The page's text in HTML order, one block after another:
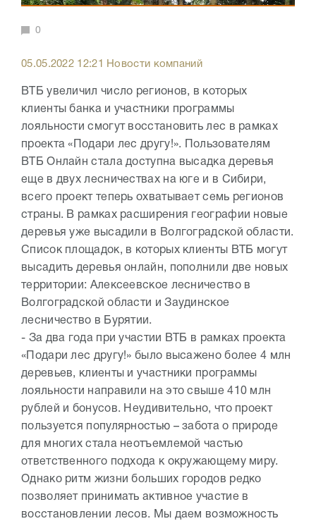
0
05.05.2022 12:21 Новости компаний
ВТБ увеличил число регионов, в которых
клиенты банка и участники программы
лояльности смогут восстановить лес в рамках
проекта «Подари лес другу!». Пользователям
ВТБ Онлайн стала доступна высадка деревья
еще в двух лесничествах на юге и в Сибири,
всего проект теперь охватывает семь регионов
страны. В рамках расширения географии новые
деревья уже высадили в Волгоградской области.
Список площадок, в которых клиенты ВТБ могут
высадить деревья онлайн, пополнили две новых
территории: Алексеевское лесничество в
Волгоградской области и Заудинское
лесничество в Бурятии.
- За два года при участии ВТБ в рамках проекта
«Подари лес другу!» было высажено более 4 млн
деревьев, клиенты и участники программы
лояльности направили на это свыше 410 млн
рублей и бонусов. Неудивительно, что проект
пользуется популярностью – забота о природе
для многих стала неотъемлемой частью
ответственного подхода к окружающему миру.
Однако ритм жизни больших городов редко
позволяет принимать активное участие в
восстановлении лесов. Мы даем возможность